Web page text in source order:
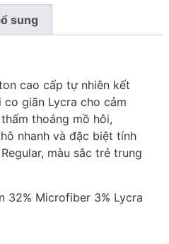
sung
cao cấp tự nhiên kết
giãn Lycra cho cảm
thoáng mồ hôi,
nhanh và đặc biệt tính
màu sắc trẻ trung
32% Microfiber 3% Lycra